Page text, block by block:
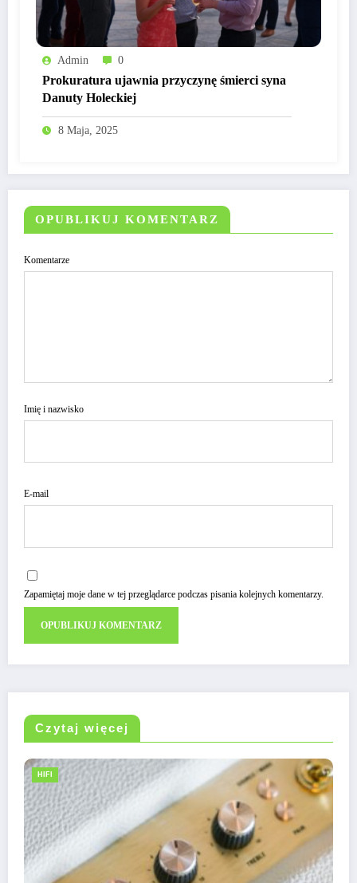
Admin 0
Prokuratura ujawnia przyczynę śmierci syna
Danuty Holeckiej
8 Maja, 2025
OPUBLIKUJ KOMENTARZ
Komentarze
Imię i nazwisko
E-mail
Zapamiętaj moje dane w tej przeglądarce podczas pisania kolejnych komentarzy.
Czytaj więcej
HIFI